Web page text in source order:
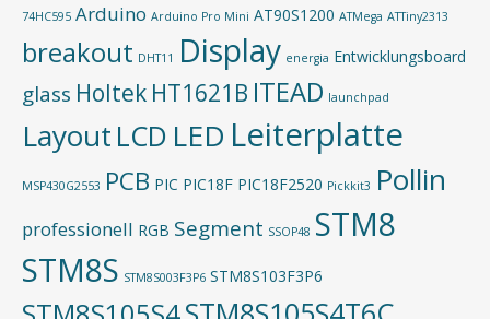
74HC595 Arduino Arduino Pro Mini AT90S1200 ATMega ATTiny2313
breakout DHT11 Display energia Entwicklungsboard
glass Holtek HT1621B ITEAD launchpad
Layout LCD LED Leiterplatte
MSP430G2553 PCB PIC PIC18F PIC18F2520 Pickkit3 Pollin
professionell RGB Segment SSOP48 STM8
STM8S STM8S003F3P6 STM8S103F3P6